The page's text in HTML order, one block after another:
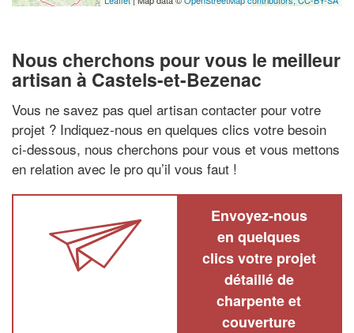
Nous cherchons pour vous le meilleur
artisan à Castels-et-Bezenac
Vous ne savez pas quel artisan contacter pour votre
projet ? Indiquez-nous en quelques clics votre besoin
ci-dessous, nous cherchons pour vous et vous mettons
en relation avec le pro qu’il vous faut !
Envoyez-nous
en quelques
clics votre projet
détaillé de
charpente et
couverture